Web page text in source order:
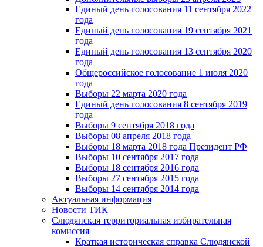
Единый день голосования 11 сентября 2022
года
Единый день голосования 19 сентября 2021
года
Единый день голосования 13 сентября 2020
года
Общероссийское голосование 1 июля 2020
года
Выборы 22 марта 2020 года
Единый день голосования 8 сентября 2019
года
Выборы 9 сентября 2018 года
Выборы 08 апреля 2018 года
Выборы 18 марта 2018 года Президент РФ
Выборы 10 сентября 2017 года
Выборы 18 сентября 2016 года
Выборы 27 сентября 2015 года
Выборы 14 сентября 2014 года
Актуальная информация
Новости ТИК
Слюдянская территориальная избирательная
комиссия
Краткая историческая справка Слюдянской